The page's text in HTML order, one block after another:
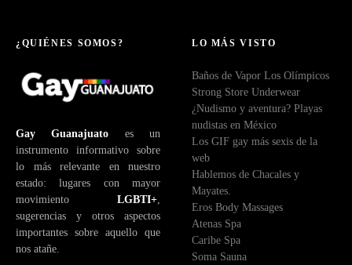
¿QUIÉNES SOMOS?
Gay Guanajuato es un
instrumento informativo sobre
lo más relevante en nuestro
estado: lugares con mayor
movimiento LGBTI+
sugerencias y otros aspectos
importantes sobre aquello que
nos atañe.
LO MÁS VISTO
Baños de Vapor Los Olímpicos
Strong Store Underwear
¿Nudismo y aventura? Playas
nudistas en México
Los GIF gay más sexis de la
web
Hablemos de Chacales y
Mayates.
Eros Body Massages
Atenas Spa
Caribe Spa
Soma Sauna